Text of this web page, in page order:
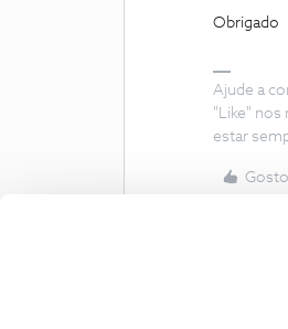
Obrigado
Ajude a
"Like" nos
estar
Gosto